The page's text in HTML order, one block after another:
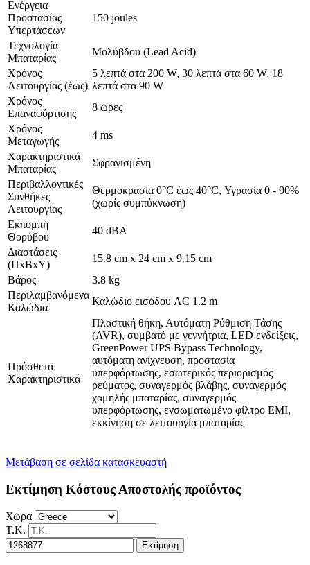
Ενέργεια
Προστασίας
Υπερτάσεων
150 joules
Τεχνολογία
Μπαταρίας
Μολύβδου (Lead Acid)
Χρόνος
Λειτουργίας (έως)
5 λεπτά στα 200 W, 30 λεπτά στα 60 W, 18
λεπτά στα 90 W
Χρόνος
Επαναφόρτισης
8 ώρες
Χρόνος
Μεταγωγής
4 ms
Χαρακτηριστικά
Μπαταρίας
Σφραγισμένη
Περιβαλλοντικές
Συνθήκες
Λειτουργίας
Θερμοκρασία 0°C έως 40°C, Υγρασία 0 - 90%
(χωρίς συμπύκνωση)
Εκπομπή
Θορύβου
40 dBA
Διαστάσεις
(ΠxΒxΥ)
15.8 cm x 24 cm x 9.15 cm
Βάρος
3.8 kg
Περιλαμβανόμενα
Καλώδια
Καλώδιο εισόδου AC 1.2 m
Πρόσθετα
Χαρακτηριστικά
Πλαστική θήκη, Αυτόματη Ρύθμιση Τάσης
(AVR), συμβατό με γεννήτρια, LED ενδείξεις,
GreenPower UPS Bypass Technology,
αυτόματη ανίχνευση, προστασία
υπερφόρτωσης, εσωτερικός περιορισμός
ρεύματος, συναγερμός βλάβης, συναγερμός
χαμηλής μπαταρίας, συναγερμός
υπερφόρτωσης, ενσωματωμένο φίλτρο EMI,
εκκίνηση σε λειτουργία μπαταρίας
Μετάβαση σε σελίδα κατασκευαστή
Εκτίμηση Κόστους Αποστολής προϊόντος
Χώρα
Τ.Κ.
Εκτίμηση